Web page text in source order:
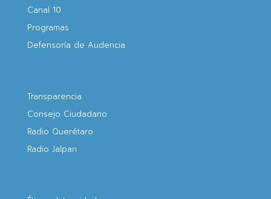
Canal 10
Programas
Defensoría de Audencia
Transparencia
Consejo Ciudadano
Radio Querétaro
Radio Jalpan